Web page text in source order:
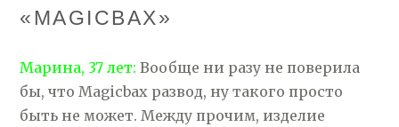
«MAGICBAX»
Марина, 37 лет: Вообще ни разу не поверила
бы, что Magicbax развод, ну такого просто
быть не может. Между прочим, изделие